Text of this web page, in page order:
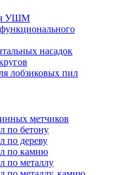
УШМ
насадок
лобзиковых пил
метчиков
по бетону
по дереву
по камню
по металлу